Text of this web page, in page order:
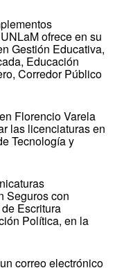
ofrece en su
Gestión Educativa,
Educación
Corredor Público
Florencio Varela
las licenciaturas en
Tecnología y
Seguros con
Escritura
Política, en la
correo electrónico